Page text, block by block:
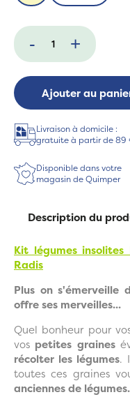
- +
Ajouter au
Livraison à domicile :
gratuite à partir de 89
Disponible dans votre
magasin de Quimper
Description du
Kit légumes
Radis
Plus on s'émerveille
offre ses merveilles...
Quel bonheur pour
vos petites graines
récolter les légumes.
toutes ces graines
anciennes de légumes.